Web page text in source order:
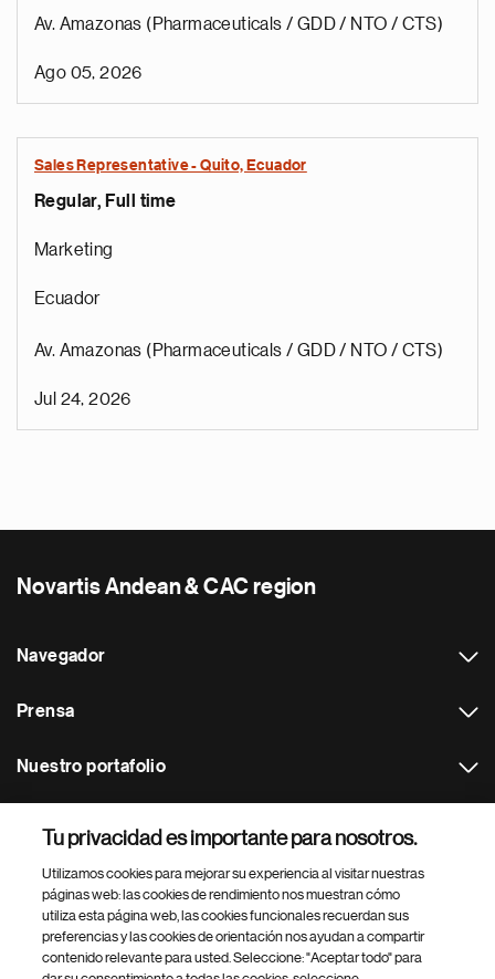
Av. Amazonas (Pharmaceuticals / GDD / NTO / CTS)
Ago 05, 2026
Sales Representative - Quito, Ecuador
Regular, Full time
Marketing
Ecuador
Av. Amazonas (Pharmaceuticals / GDD / NTO / CTS)
Jul 24, 2026
Novartis Andean & CAC region
Navegador
Prensa
Nuestro portafolio
Footer Site Search
Tu privacidad es importante para nosotros.
Utilizamos cookies para mejorar su experiencia al visitar nuestras
páginas web: las cookies de rendimiento nos muestran cómo
utiliza esta página web, las cookies funcionales recuerdan sus
preferencias y las cookies de orientación nos ayudan a compartir
contenido relevante para usted. Seleccione: "Aceptar todo" para